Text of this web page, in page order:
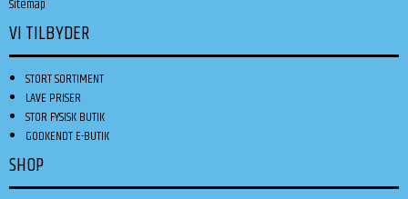
Sitemap
VI TILBYDER
STORT SORTIMENT
LAVE PRISER
STOR FYSISK BUTIK
GODKENDT E-BUTIK
SHOP